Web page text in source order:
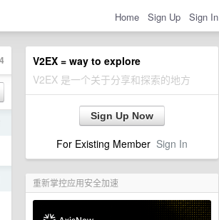
Home Sign Up Sign In
V2EX = way to explore
V2EX 是一个关于分享和探索的地方
Sign Up Now
For Existing Member Sign In
重新掌控应用安全加速